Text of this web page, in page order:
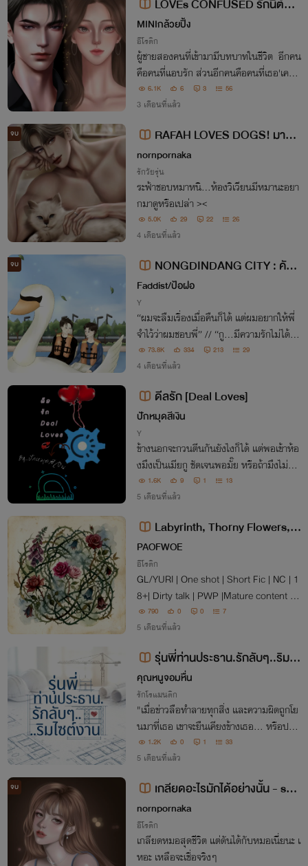
LOVEs CONFUSED รักนี้ต้องเ
ลือก (NC20++)
MINIกล้วยปิ้ง
อีโรติก
ผู้ชายสองคนที่เข้ามามีบทบาทในชีวิต อีกคน
คือคนที่แอบรัก ส่วนอีกคนคือคนที่เธอ'เคย'เ
กลียด
6.1K 6 3 56
3 เดือนที่แล้ว
จบ
RAFAH LOVES DOGS! มาดูห
มาที่ห้องวิเวียนไหม | จบบริบูรณ์
nornpornaka
รักวัยรุ่น
ระฟ้าชอบหมาหนิ…ห้องวิเวียนมีหมานะอยา
กมาดูหรือเปล่า ><
5.0K 29 22 26
4 เดือนที่แล้ว
จบ
NONGDINDANG CITY : คันซ
อที่จริงใจ [อีบุ๊กพร้อมโหลด]
Faddist/ป้อฝอ
Y
“ผมจะลืมเรื่องเมื่อคืนก็ได้ แต่ผมอยากให้พี่
จำไว้ว่าผมชอบพี่” // “กู...มีความรักไม่ได้ว่
ะ” // “ทำไม?” // “กูเป็นเทพเซียน กูมีความ
รักไม่ได้ มันผิดกฎสวรรค์”
73.8K 334 213 29
4 เดือนที่แล้ว
ดีลรัก [Deal Loves]
ปักหมุดสีเงิน
Y
ข้างนอกจะกวนตีนกันยังไงก็ได้ แต่พอเข้าห้อ
งมึงเป็นเมียกู ชัดเจนพอมั๊ย หรือถ้ามึงไม่อย
ากให้ปิดบังสถานะของเราสองคน กูไปบอกทุ
กคนเดี๋ยวนี้ได้เลย แล้วแต่มึงจะสั่งนะเมีย กูไ
1.6K 9 1 13
5 เดือนที่แล้ว
Labyrinth, Thorny Flowers, P
oisonous Loves [GL/YURI][PW
P][20+]
PAOFWOE
อีโรติก
GL/YURI | One shot | Short Fic | NC | 1
8+| Dirty talk | PWP |Mature content | S
exually explicit content |OMEGAVERSE
| FUTANARI |
790 0 0 7
5 เดือนที่แล้ว
รุ่นพี่ท่านประธาน.รักลับๆ..ริมไซ
ต์งาน
คุณหนูจอมหื่น
รักโรแมนติก
"เมื่อข่าวลือทำลายทุกสิ่ง และความผิดถูกโย
นมาที่เธอ เขาจะยืนเคียงข้างเธอ... หรือปล่อ
ยให้เธอจมอยู่คนเดียว?"
1.2K 0 1 33
5 เดือนที่แล้ว
จบ
เกลียดอะไรมักได้อย่างนั้น - she
hates doctor, he loves prim girls
| จบบริบูรณ์
nornpornaka
อีโรติก
เกลียดหมอสุดชีวิต แต่ดันได้กับหมอเนี่ยนะ เ
หอะ เหลือจะเชื่อจริงๆ